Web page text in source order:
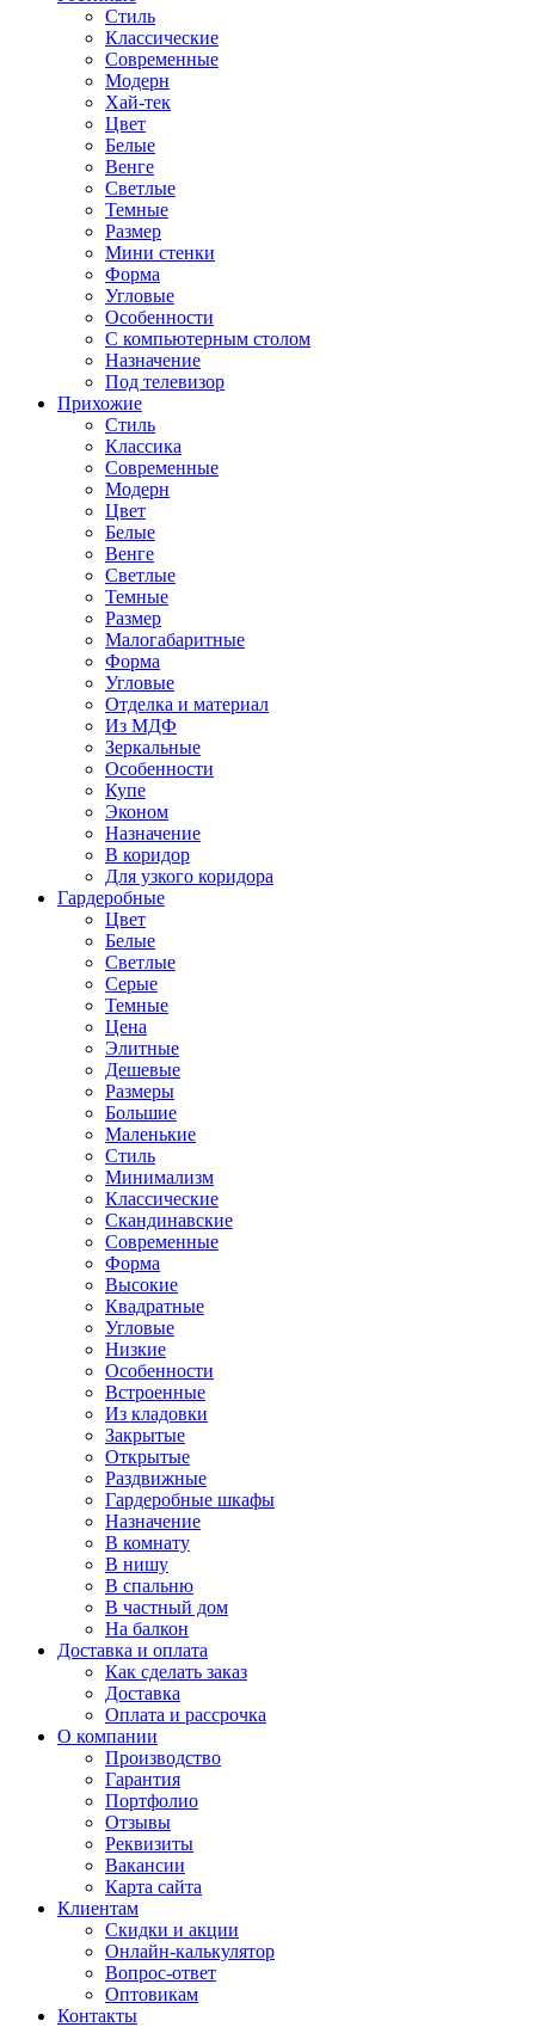
Стиль
Классические
Современные
Модерн
Хай-тек
Цвет
Белые
Венге
Светлые
Темные
Размер
Мини стенки
Форма
Угловые
Особенности
С компьютерным столом
Назначение
Под телевизор
Прихожие
Стиль
Классика
Современные
Модерн
Цвет
Белые
Венге
Светлые
Темные
Размер
Малогабаритные
Форма
Угловые
Отделка и материал
Из МДФ
Зеркальные
Особенности
Купе
Эконом
Назначение
В коридор
Для узкого коридора
Гардеробные
Цвет
Белые
Светлые
Серые
Темные
Цена
Элитные
Дешевые
Размеры
Большие
Маленькие
Стиль
Минимализм
Классические
Скандинавские
Современные
Форма
Высокие
Квадратные
Угловые
Низкие
Особенности
Встроенные
Из кладовки
Закрытые
Открытые
Раздвижные
Гардеробные шкафы
Назначение
В комнату
В нишу
В спальню
В частный дом
На балкон
Доставка и оплата
Как сделать заказ
Доставка
Оплата и рассрочка
О компании
Производство
Гарантия
Портфолио
Отзывы
Реквизиты
Вакансии
Карта сайта
Клиентам
Скидки и акции
Онлайн-калькулятор
Вопрос-ответ
Оптовикам
Контакты